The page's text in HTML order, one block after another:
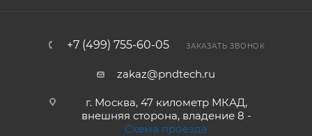
+7 (499) 755-60-05 ЗАКАЗАТЬ ЗВОНОК
zakaz@pndtech.ru
г. Москва, 47 километр МКАД,
внешняя сторона, владение 8 -
Схема проезда